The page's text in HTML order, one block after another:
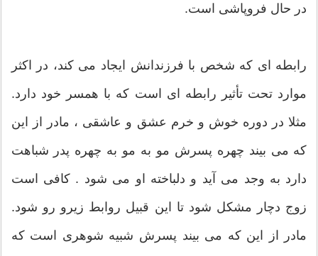
در حال فروپاشی است.
رابطه ای که شخص با فرزندانش ایجاد می کند، در اکثر
موارد تحت تأثیر رابطه ای است که با همسر خود دارد.
مثلا در دوره خوش و خرم عشق و عاشقی ، مادر از این
که می بیند چهره پسرش مو به مو به چهره پدر شباهت
دارد به وجد می آید و دلباخته او می شود . کافی است
زوج دچار مشکل شود تا این قبیل روابط زیرو رو شود.
مادر از این که می بیند پسرش شبیه شوهری است که